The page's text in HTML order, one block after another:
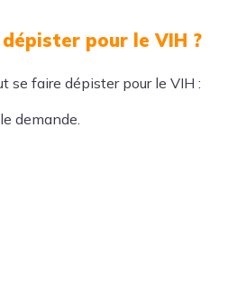
pour le VIH ?
se faire dépister pour le VIH :
demande.